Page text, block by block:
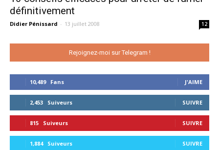
définitivement
Didier Pénissard - 13 juillet 2008 12
Rejoignez-moi sur Telegram !
10,489 Fans J'AIME
2,453 Suiveurs SUIVRE
815 Suiveurs SUIVRE
1,884 Suiveurs SUIVRE